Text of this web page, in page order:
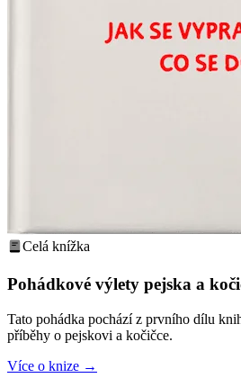
Celá knížka
Pohádkové výlety pejska a
Tato pohádka pochází z prvního dílu
příběhy o pejskovi a kočičce.
Více o knize →